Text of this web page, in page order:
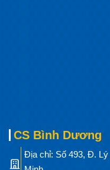
CS Bình Dương
Địa chỉ: Số 493, Đ.